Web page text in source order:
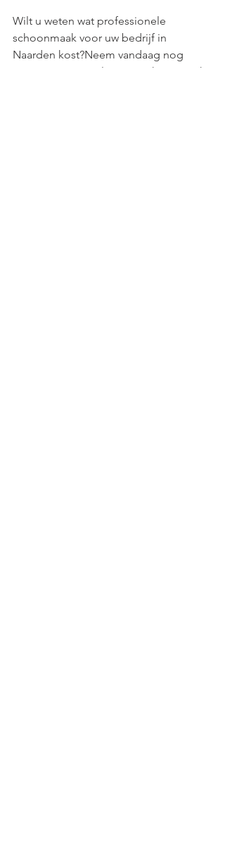
Wilt u weten wat professionele
schoonmaak voor uw bedrijf in
Naarden kost?Neem vandaag nog
contact op met Olympus Schoonmaak